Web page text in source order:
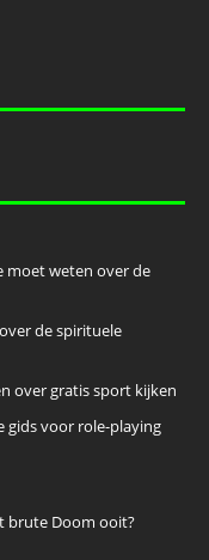
moet weten over de
de spirituele
over gratis sport kijken
gids voor role-playing
brute Doom ooit?